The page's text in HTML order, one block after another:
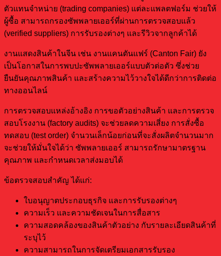
ตัวแทนจำหน่าย (trading companies) แต่ละแพลตฟอร์ม ช่วยให้
ผู้ซื้อ สามารถกรองซัพพลายเออร์ที่ผ่านการตรวจสอบแล้ว
(verified suppliers) การรับรองต่างๆ และรีวิวจากลูกค้าได้
งานแสดงสินค้าในจีน เช่น งานแคนตันแฟร์ (Canton Fair) ยัง
เป็นโอกาสในการพบปะซัพพลายเออร์แบบตัวต่อตัว ซึ่งช่วย
ยืนยันคุณภาพสินค้า และสร้างความไว้วางใจได้ดีกว่าการติดต่อ
ทางออนไลน์
การตรวจสอบแหล่งอ้างอิง การขอตัวอย่างสินค้า และการตรวจ
สอบโรงงาน (factory audits) จะช่วยลดความเสี่ยง การสั่งซื้อ
ทดสอบ (test order) จำนวนเล็กน้อยก่อนที่จะสั่งผลิตจำนวนมาก
จะช่วยให้มั่นใจได้ว่า ซัพพลายเออร์ สามารถรักษามาตรฐาน
คุณภาพ และกำหนดเวลาส่งมอบได้
ข้อตรวจสอบสำคัญ ได้แก่:
ใบอนุญาตประกอบธุรกิจ และการรับรองต่างๆ
ความเร็ว และความชัดเจนในการสื่อสาร
ความสอดคล้องของสินค้าตัวอย่าง กับรายละเอียดสินค้าที่
ระบุไว้
ความสามารถในการจัดเตรียมเอกสารรับรอง